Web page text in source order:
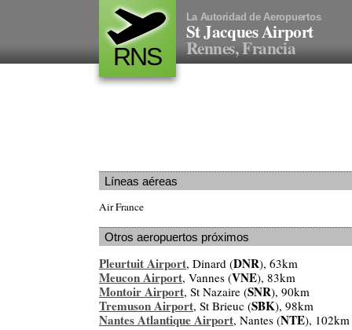
RNS
La Autoridad de Aeropuertos
St Jacques Airport
Rennes, Francia
Líneas aéreas
Air France
Otros aeropuertos próximos
Pleurtuit Airport, Dinard (DNR), 63km
Meucon Airport, Vannes (VNE), 83km
Montoir Airport, St Nazaire (SNR), 90km
Tremuson Airport, St Brieuc (SBK), 98km
Nantes Atlantique Airport, Nantes (NTE), 102km